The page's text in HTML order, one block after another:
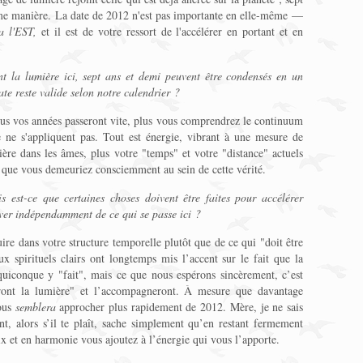
manière. La date de 2012 n'est pas importante en elle-même —
l'EST, et il est de votre ressort de l'accélérer en portant et en
lumière ici, sept ans et demi peuvent être condensés en un
reste valide selon notre calendrier ?
vos années passeront vite, plus vous comprendrez le continuum
s'appliquent pas. Tout est énergie, vibrant à une mesure de
dans les âmes, plus votre "temps" et votre "distance" actuels
vous demeuriez consciemment au sein de cette vérité.
ce que certaines choses doivent être faites pour accélérer
indépendamment de ce qui se passe ici ?
dans votre structure temporelle plutôt que de ce qui "doit être
spirituels clairs ont longtemps mis l’accent sur le fait que la
y "fait", mais ce que nous espérons sincèrement, c’est
la lumière" et l’accompagneront. À mesure que davantage
sembleraapprocher plus rapidement de 2012. Mère, je ne sais
alors s’il te plaît, sache simplement qu’en restant fermement
et en harmonie vous ajoutez à l’énergie qui vous l’apporte.